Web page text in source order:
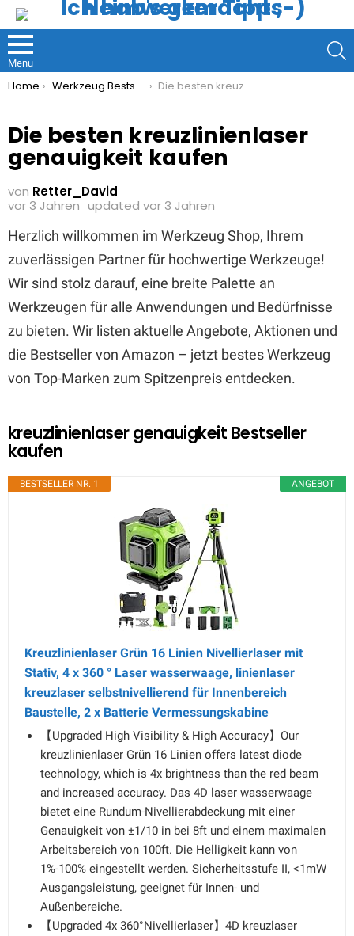
Menu
You are here:
Home Werkzeug Bestseller Die besten kreuzlinienlaser genauigkeit kaufen
Die besten kreuzlinienlaser
genauigkeit kaufen
von Retter_David
vor 3 Jahren updated vor 3 Jahren
Herzlich willkommen im Werkzeug Shop, Ihrem
zuverlässigen Partner für hochwertige Werkzeuge!
Wir sind stolz darauf, eine breite Palette an
Werkzeugen für alle Anwendungen und Bedürfnisse
zu bieten. Wir listen aktuelle Angebote, Aktionen und
die Bestseller von Amazon – jetzt bestes Werkzeug
von Top-Marken zum Spitzenpreis entdecken.
kreuzlinienlaser genauigkeit Bestseller
kaufen
ANGEBOT
BESTSELLER NR. 1
Kreuzlinienlaser Grün 16 Linien Nivellierlaser mit
Stativ, 4 x 360 ° Laser wasserwaage, linienlaser
kreuzlaser selbstnivellierend für Innenbereich
Baustelle, 2 x Batterie Vermessungskabine
【Upgraded High Visibility & High Accuracy】Our
kreuzlinienlaser Grün 16 Linien offers latest diode
technology, which is 4x brightness than the red beam
and increased accuracy. Das 4D laser wasserwaage
bietet eine Rundum-Nivellierabdeckung mit einer
Genauigkeit von ±1/10 in bei 8ft und einem maximalen
Arbeitsbereich von 100ft. Die Helligkeit kann von
1%-100% eingestellt werden. Sicherheitsstufe II, <1mW
Ausgangsleistung, geeignet für Innen- und
Außenbereiche.
【Upgraded 4x 360°Nivellierlaser】4D kreuzlaser